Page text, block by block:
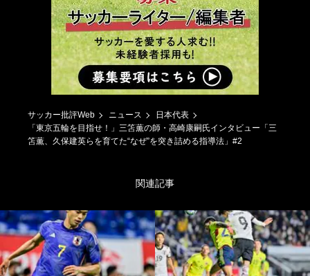
サッカー批評Web ニュース
日本代表
「東京五輪を目指せ！」三笘薫の師・高崎康嗣氏インタビュー「三
笘薫、久保建英らを育てた“なぜ”を突き詰める指導法」#2
関連記事